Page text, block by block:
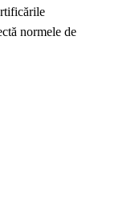
normele de